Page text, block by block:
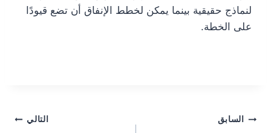
لنماذج حقيقية بينما يمكن لخطط الإنفاق أن تضع قيودًا
على الخطة.
Post
السابق التالي